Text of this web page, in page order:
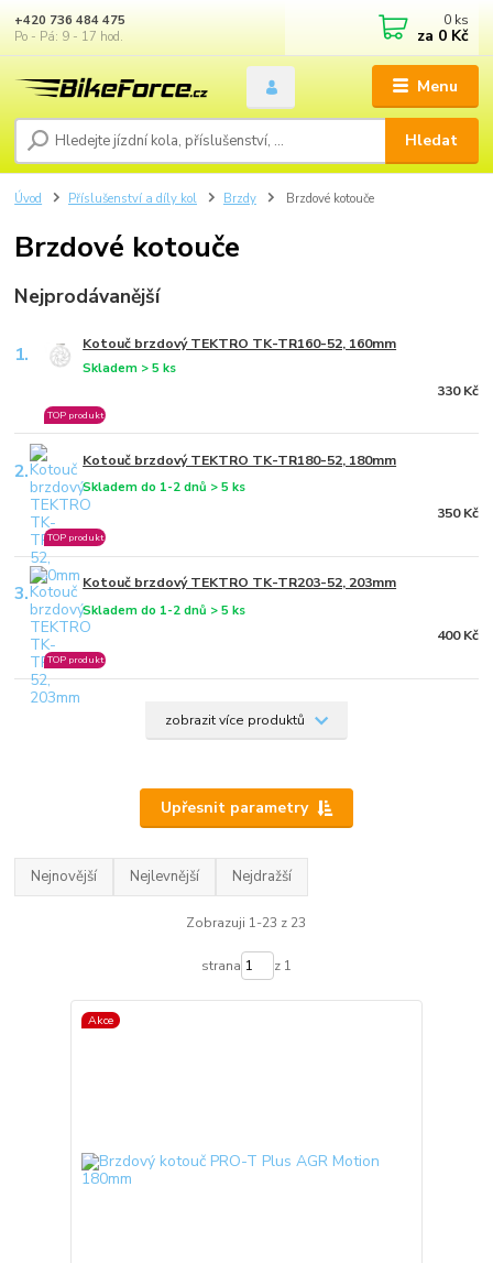
Menu
Hledat
+420 736 484 475
Po - Pá: 9 - 17 hod.
0 ks
za 0 Kč
Úvod Příslušenství a díly kol Brzdy Brzdové kotouče
Brzdové kotouče
Nejprodávanější
1. Kotouč brzdový TEKTRO TK-TR160-52, 160mm
Skladem > 5 ks
TOP produkt
330 Kč
2. Kotouč brzdový TEKTRO TK-TR180-52, 180mm
Skladem do 1-2 dnů > 5 ks
TOP produkt
350 Kč
3. Kotouč brzdový TEKTRO TK-TR203-52, 203mm
Skladem do 1-2 dnů > 5 ks
TOP produkt
400 Kč
zobrazit více produktů
Upřesnit parametry
Nejnovější Nejlevnější Nejdražší
Zobrazuji 1-23 z 23
strana z 1
Akce